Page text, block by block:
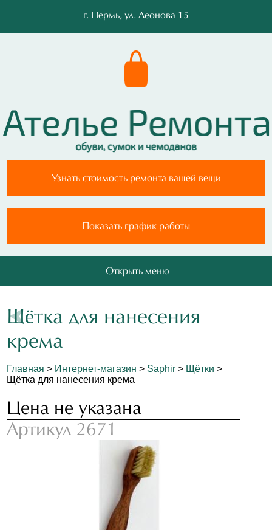
г. Пермь, ул. Леонова 15
Узнать стоимость ремонта вашей вещи
Показать график работы
Открыть меню
Щётка для нанесения
крема
Главная > Интернет-магазин > Saphir > Щётки >
Щётка для нанесения крема
Цена не указана
Артикул 2671